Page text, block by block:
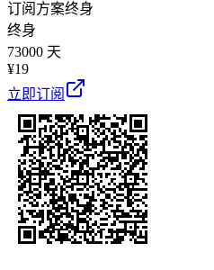
订阅方案终身
终身
73000 天
¥19
立即订阅